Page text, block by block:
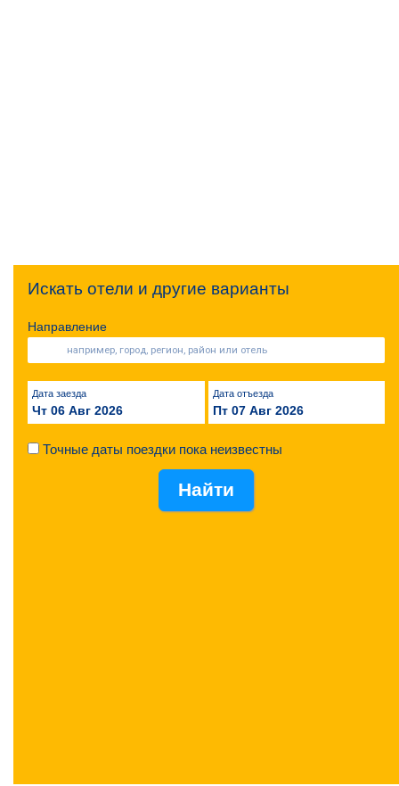
Искать отели и другие варианты
Направление
Дата заезда
Чт 06 Авг 2026
Дата отъезда
Пт 07 Авг 2026
Точные даты поездки пока неизвестны